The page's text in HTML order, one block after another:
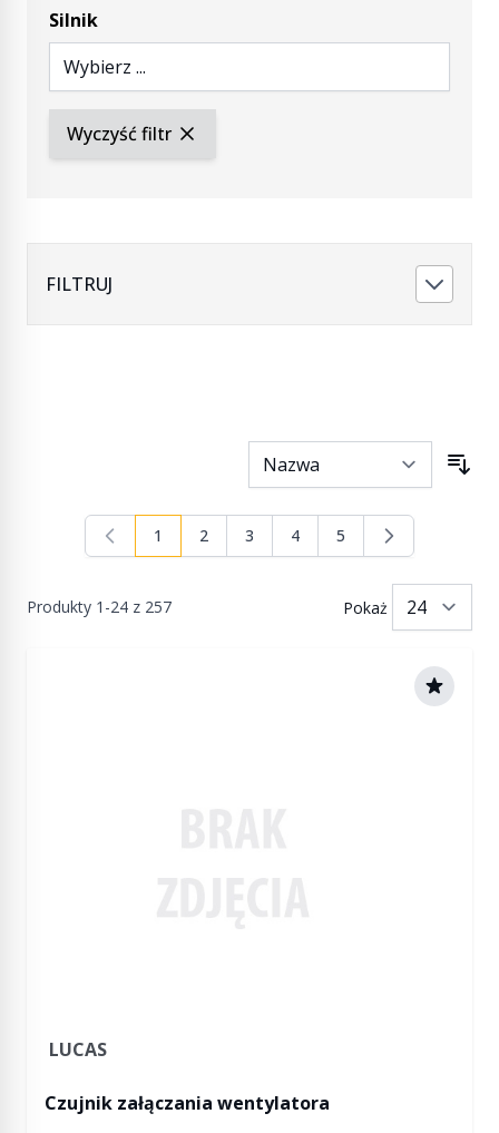
Silnik
Wybierz ...
Wyczyść filtr
FILTRUJ
Produkty 1 -24 z 257
Aktualnie czytasz stronę
1 Strona
2 Strona
3 Strona
4 Strona
5
Pokaż
LUCAS
Czujnik załączania wentylatora